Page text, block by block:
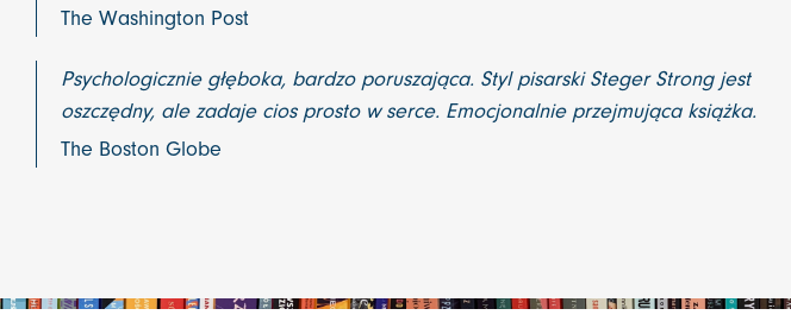
The Washington Post
Psychologicznie głęboka, bardzo poruszająca. Styl pisarski Steger Strong jest
oszczędny, ale zadaje cios prosto w serce. Emocjonalnie przejmująca książka.
The Boston Globe